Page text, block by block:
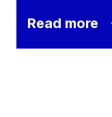
Read more